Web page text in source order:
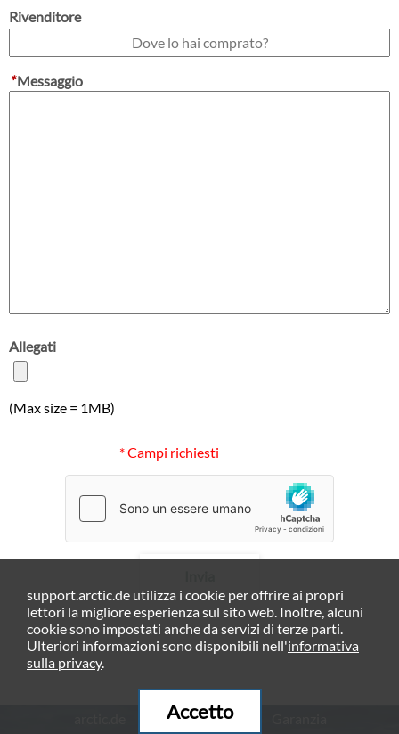
Rivenditore
*Messaggio
Allegati
(Max size = 1MB)
* Campi richiesti
support.arctic.de utilizza i cookie per offrire ai propri
lettori la migliore esperienza sul sito web. Inoltre, alcuni
cookie sono impostati anche da servizi di terze parti.
Ulteriori informazioni sono disponibili nell'informativa
sulla privacy.
Accetto